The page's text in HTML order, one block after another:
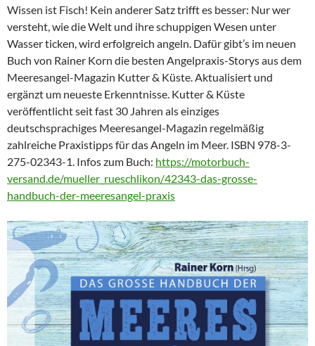
Wissen ist Fisch! Kein anderer Satz trifft es besser: Nur wer
versteht, wie die Welt und ihre schuppigen Wesen unter
Wasser ticken, wird erfolgreich angeln. Dafür gibt’s im neuen
Buch von Rainer Korn die besten Angelpraxis-Storys aus dem
Meeresangel-Magazin Kutter & Küste. Aktualisiert und
ergänzt um neueste Erkenntnisse. Kutter & Küste
veröffentlicht seit fast 30 Jahren als einziges
deutschsprachiges Meeresangel-Magazin regelmäßig
zahlreiche Praxistipps für das Angeln im Meer. ISBN 978-3-
275-02343-1. Infos zum Buch: https://motorbuch-
versand.de/mueller_rueschlikon/42343-das-grosse-
handbuch-der-meeresangel-praxis